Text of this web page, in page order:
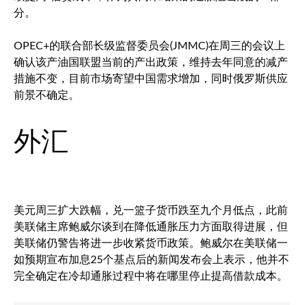
分。
OPEC+的联合部长级监督委员会(JMMC)在周三的会议上
确认该产油国联盟当前的产出政策，维持去年同意的减产
措施不变，目前市场寄望中国需求增加，同时俄罗斯供应
前景不确定。
外汇
美元周三扩大跌幅，兑一篮子货币跌至九个月低点，此前
美联储主席鲍威尔谈到在降低通胀压力方面取得进展，但
美联储仍警告将进一步收紧货币政策。鲍威尔在美联储一
如预期宣布加息25个基点后的新闻发布会上表示，他并不
完全确定在冷却通胀过程中将在哪里停止提高借款成本。